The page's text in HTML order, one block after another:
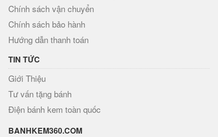
Chính sách vận chuyển
Chính sách bảo hành
Hướng dẫn thanh toán
TIN TỨC
Giới Thiệu
Tư vấn tặng bánh
Điện bánh kem toàn quốc
BANHKEM360.COM